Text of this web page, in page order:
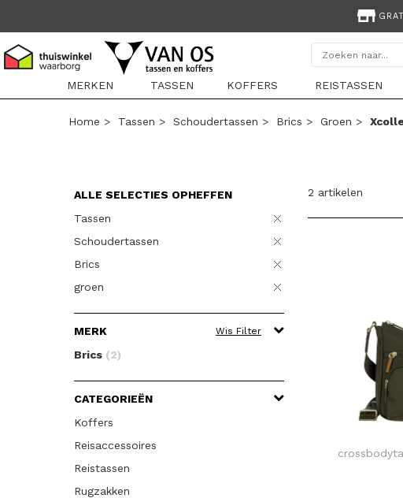
MERKEN
TASSEN KOFFERS REISTASSEN
Home > Tassen > Schoudertassen > Brics > Groen >
ALLE SELECTIES OPHEFFEN
Tassen
Schoudertassen
Brics
groen
MERK Wis Filter
Brics (2)
CATEGORIEËN
Koffers
Reisaccessoires
Reistassen
Rugzakken
2 artikelen